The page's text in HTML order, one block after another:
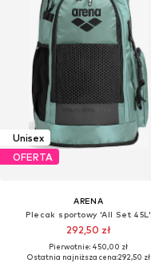
Unisex
OFERTA
ARENA
Plecak sportowy 'All Set 45L'
292,50 zł
Pierwotnie: 450,00 zł
Ostatnia najniższa cena:292,50 zł